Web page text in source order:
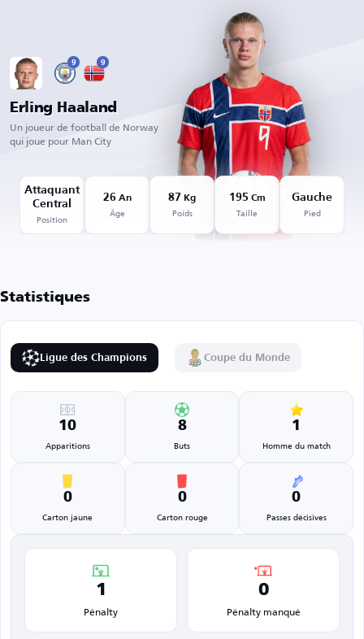
9 9
Erling Haaland
Un joueur de football de Norway
qui joue pour Man City
Attaquant
Central
Position
26An
Âge
87 Kg
Poids
195 Cm
Taille
Gauche
Pied
Statistiques
Ligue des Champions Coupe du Monde
10
Apparitions
8
Buts
1
Homme du match
0
Carton jaune
0
Carton rouge
0
Passes décisives
1
Pénalty
0
Pénalty manqué